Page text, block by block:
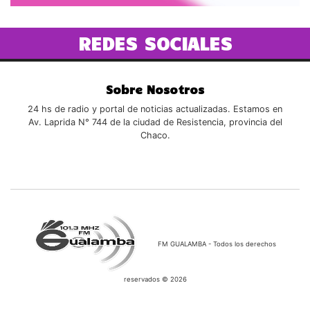
REDES SOCIALES
Sobre Nosotros
24 hs de radio y portal de noticias actualizadas. Estamos en
Av. Laprida N° 744 de la ciudad de Resistencia, provincia del
Chaco.
FM GUALAMBA - Todos los derechos
reservados © 2026